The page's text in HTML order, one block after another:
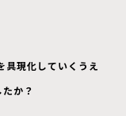
現化していくうえ
か？